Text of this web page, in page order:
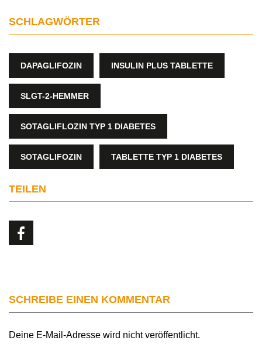
SCHLAGWÖRTER
DAPAGLIFOZIN INSULIN PLUS TABLETTE
SLGT-2-HEMMER
SOTAGLIFLOZIN TYP 1 DIABETES
SOTAGLIFOZIN TABLETTE TYP 1 DIABETES
TEILEN
SCHREIBE EINEN KOMMENTAR
Deine E-Mail-Adresse wird nicht veröffentlicht.